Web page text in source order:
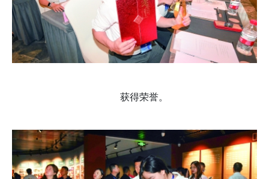
获得荣誉。